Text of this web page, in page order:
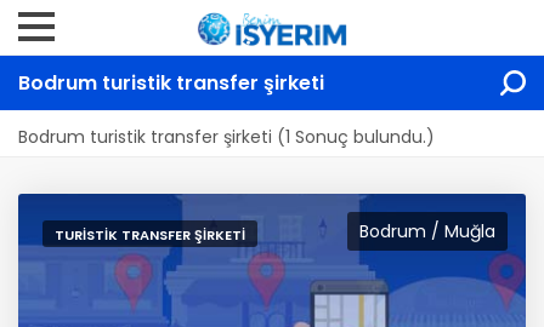
Bodrum turistik transfer şirketi
Bodrum turistik transfer şirketi (1 Sonuç bulundu.)
Bodrum / Muğla
TURISTIK TRANSFER ŞIRKETI